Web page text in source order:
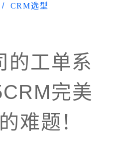
CRM选型
的工单系
完美
难题！